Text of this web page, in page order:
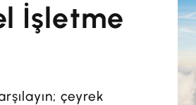
İşletme
çeyrek